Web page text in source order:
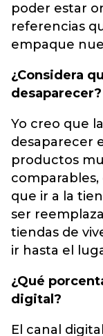
poder estar
referencias
empaque
¿Considera
desaparecer?
Yo creo que
desaparecer
productos
que ir a la
ser
tiendas de
ir hasta el
¿Qué
digital?
El canal